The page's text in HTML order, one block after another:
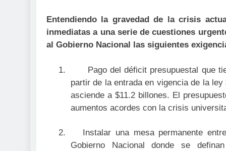
Entendiendo la gravedad de la crisis
inmediatas a una serie de cuestiones
al Gobierno Nacional las siguientes
1.
Pago del déficit presupuestal que
partir de la entrada en vigencia de la
asciende a $11.2 billones. El
aumentos acordes con la crisis
2.
Instalar una mesa permanente
Gobierno Nacional donde se